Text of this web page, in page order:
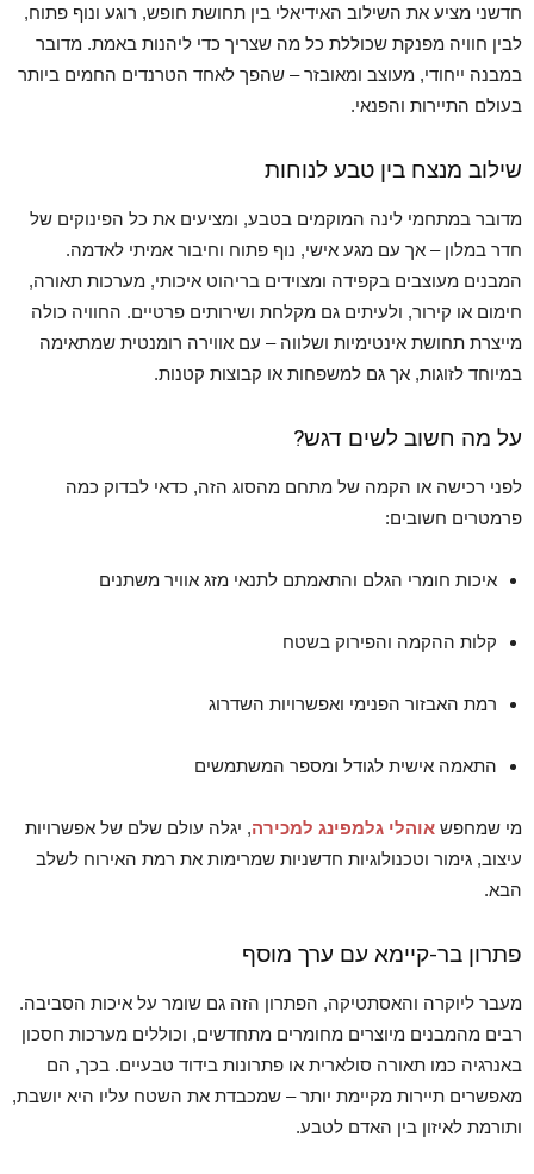
חדשני מציע את השילוב האידיאלי בין תחושת חופש, רוגע ונוף פתוח,
לבין חוויה מפנקת שכוללת כל מה שצריך כדי ליהנות באמת. מדובר
במבנה ייחודי, מעוצב ומאובזר – שהפך לאחד הטרנדים החמים ביותר
בעולם התיירות והפנאי.
שילוב מנצח בין טבע לנוחות
מדובר במתחמי לינה המוקמים בטבע, ומציעים את כל הפינוקים של
חדר במלון – אך עם מגע אישי, נוף פתוח וחיבור אמיתי לאדמה.
המבנים מעוצבים בקפידה ומצוידים בריהוט איכותי, מערכות תאורה,
חימום או קירור, ולעיתים גם מקלחת ושירותים פרטיים. החוויה כולה
מייצרת תחושת אינטימיות ושלווה – עם אווירה רומנטית שמתאימה
במיוחד לזוגות, אך גם למשפחות או קבוצות קטנות.
על מה חשוב לשים דגש?
לפני רכישה או הקמה של מתחם מהסוג הזה, כדאי לבדוק כמה
פרמטרים חשובים:
איכות חומרי הגלם והתאמתם לתנאי מזג אוויר משתנים
קלות ההקמה והפירוק בשטח
רמת האבזור הפנימי ואפשרויות השדרוג
התאמה אישית לגודל ומספר המשתמשים
מי שמחפש אוהלי גלמפינג למכירה, יגלה עולם שלם של אפשרויות
עיצוב, גימור וטכנולוגיות חדשניות שמרימות את רמת האירוח לשלב
הבא.
פתרון בר-קיימא עם ערך מוסף
מעבר ליוקרה והאסתטיקה, הפתרון הזה גם שומר על איכות הסביבה.
רבים מהמבנים מיוצרים מחומרים מתחדשים, וכוללים מערכות חסכון
באנרגיה כמו תאורה סולארית או פתרונות בידוד טבעיים. בכך, הם
מאפשרים תיירות מקיימת יותר – שמכבדת את השטח עליו היא יושבת,
ותורמת לאיזון בין האדם לטבע.